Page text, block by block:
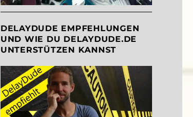
DELAYDUDE EMPFEHLUNGEN
UND WIE DU DELAYDUDE.DE
UNTERSTÜTZEN KANNST